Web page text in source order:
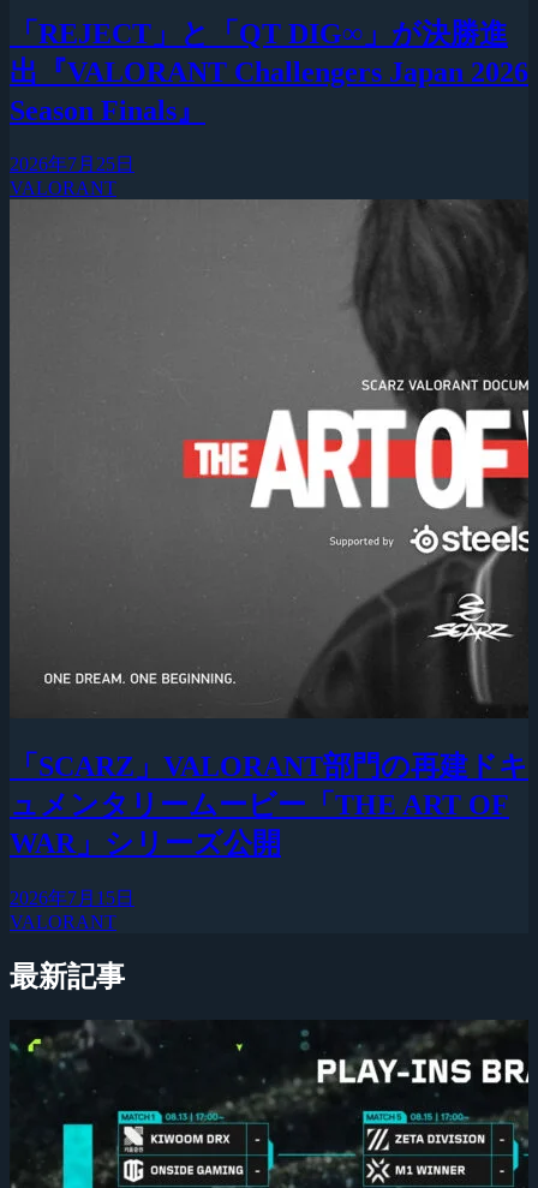
「REJECT」と「QT DIG∞」が決勝進
出『VALORANT Challengers Japan 2026
Season Finals』
2026年7月25日
VALORANT
「SCARZ」VALORANT部門の再建ドキ
ュメンタリームービー「THE ART OF
WAR」シリーズ公開
2026年7月15日
VALORANT
最新記事